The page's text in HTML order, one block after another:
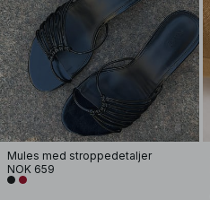
Mules med stroppedetaljer
NOK 659